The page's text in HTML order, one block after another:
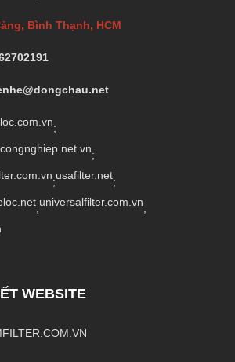
Bình Thạnh, HCM
;
;
;usafilter.net;
;universalfilter.com.vn;
WEBSITE